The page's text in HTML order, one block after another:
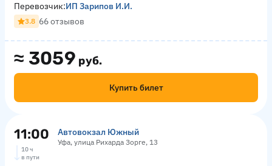
≈ 3059 руб.
Купить билет
Перевозчик:ИП Зарипов И.И.
3.8 66 отзывов
11:00 Автовокзал Южный
Уфа, улица Рихарда Зорге, 13
10 ч
в пути